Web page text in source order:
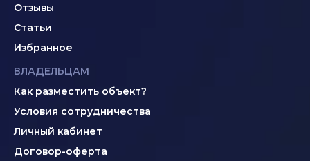
Отзывы
Статьи
Избранное
ВЛАДЕЛЬЦАМ
Как разместить объект?
Условия сотрудничества
Личный кабинет
Договор-оферта